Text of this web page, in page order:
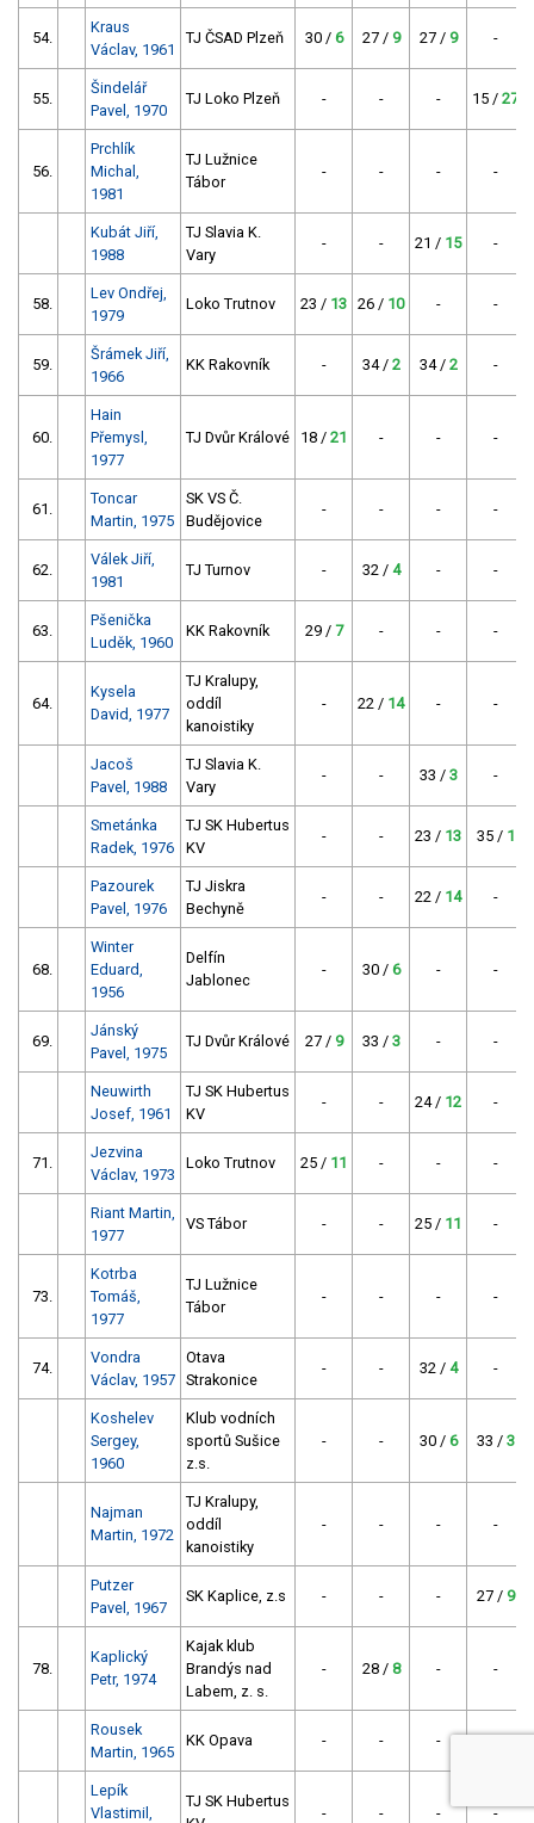
54.
Kraus
Václav, 1961
TJ ČSAD Plzeň 30 / 6 27 / 9 27 / 9 -
55.
Šindelář
Pavel, 1970
TJ Loko Plzeň - - - 15 / 27
56.
Prchlík
Michal,
1981
TJ Lužnice
Tábor
- - - -
Kubát Jiří,
1988
TJ Slavia K.
Vary
- - 21 / 15 -
58.
Lev Ondřej,
1979
Loko Trutnov 23 / 13 26 / 10 - -
59.
Šrámek Jiří,
1966
KK Rakovník - 34 / 2 34 / 2 -
60.
Hain
Přemysl,
1977
TJ Dvůr Králové 18 / 21 - - -
61.
Toncar
Martin, 1975
SK VS Č.
Budějovice
- - - -
62.
Válek Jiří,
1981
TJ Turnov - 32 / 4 - -
63.
Pšenička
Luděk, 1960
KK Rakovník 29 / 7 - - -
64.
Kysela
David, 1977
TJ Kralupy,
oddíl
kanoistiky
- 22 / 14 - -
Jacoš
Pavel, 1988
TJ Slavia K.
Vary
- - 33 / 3 -
Smetánka
Radek, 1976
TJ SK Hubertus
KV
- - 23 / 13 35 / 1
Pazourek
Pavel, 1976
TJ Jiskra
Bechyně
- - 22 / 14 -
68.
Winter
Eduard,
1956
Delfín
Jablonec
- 30 / 6 - -
69.
Jánský
Pavel, 1975
TJ Dvůr Králové 27 / 9 33 / 3 - -
Neuwirth
Josef, 1961
TJ SK Hubertus
KV
- - 24 / 12 -
71.
Jezvina
Václav, 1973
Loko Trutnov 25 / 11 - - -
Riant Martin,
1977
VS Tábor - - 25 / 11 -
73.
Kotrba
Tomáš,
1977
TJ Lužnice
Tábor
- - - -
74.
Vondra
Václav, 1957
Otava
Strakonice
- - 32 / 4 -
Koshelev
Sergey,
1960
Klub vodních
sportů Sušice
z.s.
- - 30 / 6 33 / 3
Najman
Martin, 1972
TJ Kralupy,
oddíl
kanoistiky
- - - -
Putzer
Pavel, 1967
SK Kaplice, z.s - - - 27 / 9
78.
Kaplický
Petr, 1974
Kajak klub
Brandýs nad
Labem, z. s.
- 28 / 8 - -
Rousek
Martin, 1965
KK Opava - - - -
Lepík
Vlastimil,
TJ SK Hubertus
- - - -